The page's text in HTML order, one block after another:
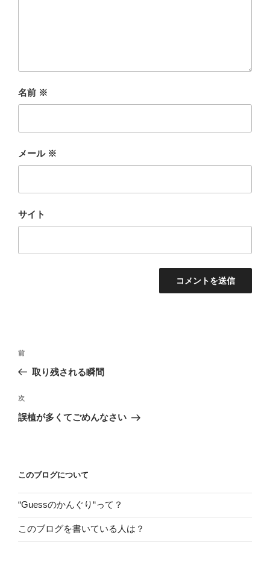
名前 ※
メール ※
サイト
投
ビ
ゲ
ン
前
の
稿
前
取り残される瞬間
次
の
次
誤植が多くてごめんなさい
このブログについて
“Guessのかんぐり“って？
このブログを書いている人は？